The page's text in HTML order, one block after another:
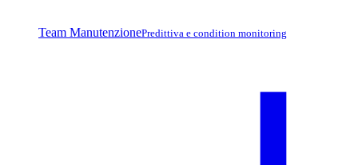
Team ManutenzionePredittiva e condition monitoring